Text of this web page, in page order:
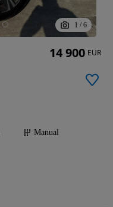
1 / 6
Manual
14 900 EUR